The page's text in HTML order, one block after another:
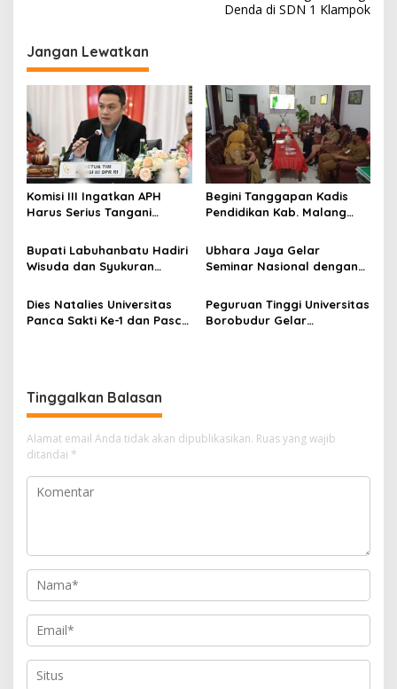
g
a
i
p
o
s
Denda di SDN 1 Klampok
Jangan Lewatkan
Komisi III Ingatkan APH
Harus Serius Tangani
Jawa Timur
Begini Tanggapan Kadis
Pendidikan Kab. Malang
Denda di SDN 1 Klampok
Bupati Labuhanbatu Hadiri
Wisuda dan Syukuran
Ubhara Jaya Gelar
Seminar Nasional dengan
Class University"
Dies Natalies Universitas
Panca Sakti Ke-1 dan Pasca
Peguruan Tinggi Universitas
Borobudur Gelar
Tinggalkan Balasan
Alamat email Anda tidak akan dipublikasikan. Ruas yang wajib
ditandai *